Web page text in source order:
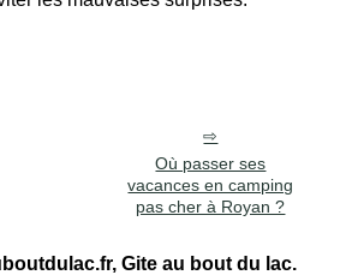
Où passer ses
vacances en camping
pas cher à Royan ?
Gite au bout du lac.